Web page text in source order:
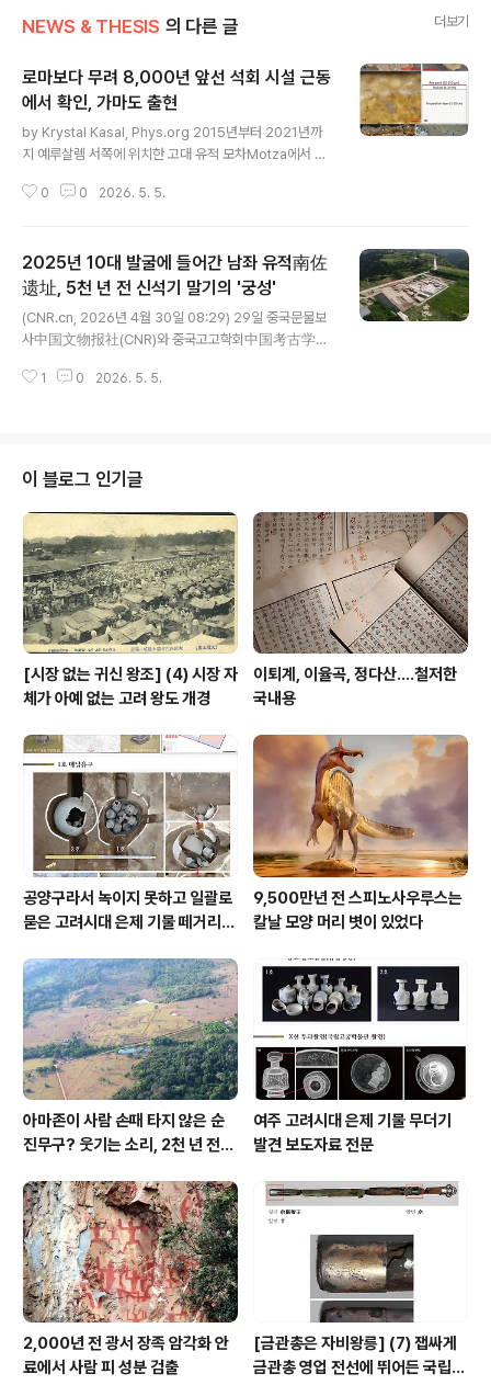
NEWS & THESIS 의 다른 글 더보기
로마보다 무려 8,000년 앞선 석회 시설 근동
에서 확인, 가마도 출현
by Krystal Kasal, Phys.org 2015년부터 2021년까
지 예루살렘 서쪽에 위치한 고대 유적 모차Motza에서 진
규모 정착지가 발견되었다.이 유적은 기원전 7100년에서
eological Science)에 발표된 새로운 연구에 따르면, 이
유적에서 발견된 석고 바닥plaster floors은 이전에는 로
마인들이 8,000년 후에 개발한 것으로 여긴 기법으로 만
들었다. 이 발견으로 고고학자들은 신석기 시대 장인들을
새로운 시각으로 바라보게 되었다.돌로마이트 석회 플라스
터Dolomitic lime p..
0 0 2026. 5. 5.
2025년 10대 발굴에 들어간 남좌 유적南佐
遗址, 5천 년 전 신석기 말기의 '궁성'
(CNR.cn, 2026년 4월 30일 08:29) 29일 중국문물보
사中国文物报社(CNR)와 중국고고학회中国考古学会
감숙甘肃 경양庆阳 남좌 유지南佐遗址는 약 5천 년 전
로 거슬러 올라가게 하며, 5천 년이 넘는 중국 문명의 역사
를 연구하는 데 중요한 고고학적 증거를 제공한다.남좌 유
적은 감숙성 경양시 서봉구西峰区 동지원董志塬 경하泾
河 상류에 위치한다.1957년 발견 이후 많은 고고학적 조
사가 이루어졌다. 중국 문명 발전에 이 유적 역할을 더욱 심
층적으로 구명하고자 2021년 이래..
1 0 2026. 5. 5.
이 블로그 인기글
[시장 없는 귀신 왕조] (4) 시장 자
체가 아예 없는 고려 왕도 개경
이퇴계, 이율곡, 정다산....철저한
국내용
공양구라서 녹이지 못하고 일괄로
묻은 고려시대 은제 기물 떼거리로
9,500만년 전 스피노사우루스는
칼날 모양 머리 볏이 있었다
아마존이 사람 손때 타지 않은 순
진무구? 웃기는 소리, 2천 년 전에
여주 고려시대 은제 기물 무더기
발견 보도자료 전문
2,000년 전 광서 장족 암각화 안
료에서 사람 피 성분 검출
[금관총은 자비왕릉] (7) 잽싸게
금관총 영업 전선에 뛰어든 국립박